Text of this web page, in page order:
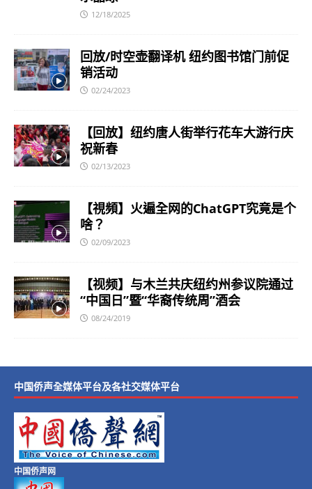
12/18/2025
回放/时空壶翻译机 纽约图书馆门前促
销活动
02/24/2023
【回放】纽约唐人街举行花车大游行庆
祝新春
02/13/2023
【視頻】火遍全网的ChatGPT究竟是个
啥？
02/09/2023
【视频】与木兰共庆纽约州参议院通过
“中国日”暨“华裔传统周”酒会
08/24/2019
中国侨声全媒体平台及各社交媒体平台
中国侨声网